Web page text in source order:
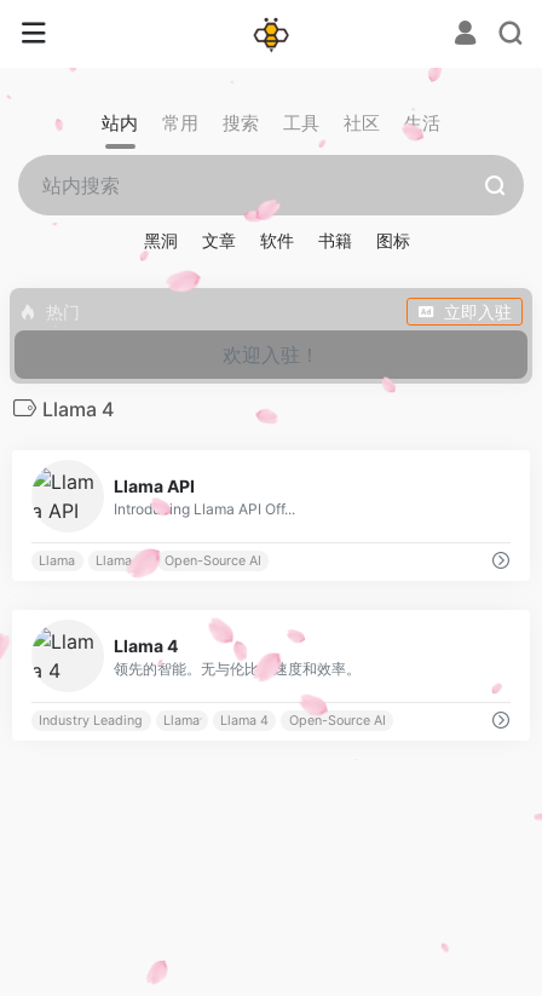
站内 常用 搜索 工具 社区 生活
黑洞 文章 软件 书籍 图标
热门 立即入驻
欢迎入驻！
Llama 4
Llama API
Introducing Llama API Off...
Llama Llama 4 Open-Source AI
Llama 4
领先的智能。无与伦比的速度和效率。
Industry Leading Llama Llama 4 Open-Source AI